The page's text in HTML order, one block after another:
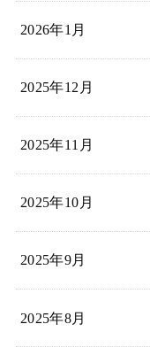
2026年1月
2025年12月
2025年11月
2025年10月
2025年9月
2025年8月